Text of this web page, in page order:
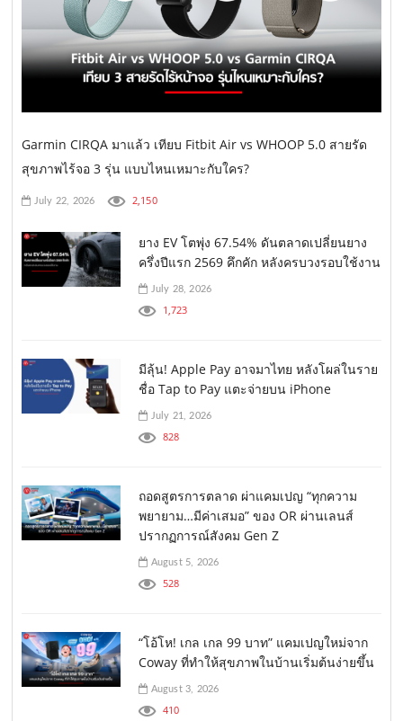
Garmin CIRQA มาแล้ว เทียบ Fitbit Air vs WHOOP 5.0 สายรัด
สุขภาพไร้จอ 3 รุ่น แบบไหนเหมาะกับใคร?
July 22, 2026 2,150
ยาง EV โตพุ่ง 67.54% ดันตลาดเปลี่ยนยาง
ครึ่งปีแรก 2569 คึกคัก หลังครบวงรอบใช้งาน
July 28, 2026
1,723
มีลุ้น! Apple Pay อาจมาไทย หลังโผล่ในราย
ชื่อ Tap to Pay แตะจ่ายบน iPhone
July 21, 2026
828
ถอดสูตรการตลาด ผ่าแคมเปญ “ทุกความ
พยายาม…มีค่าเสมอ” ของ OR ผ่านเลนส์
ปรากฏการณ์สังคม Gen Z
August 5, 2026
528
“โอ้โห! เกล เกล 99 บาท” แคมเปญใหม่จาก
Coway ที่ทำให้สุขภาพในบ้านเริ่มต้นง่ายขึ้น
August 3, 2026
410